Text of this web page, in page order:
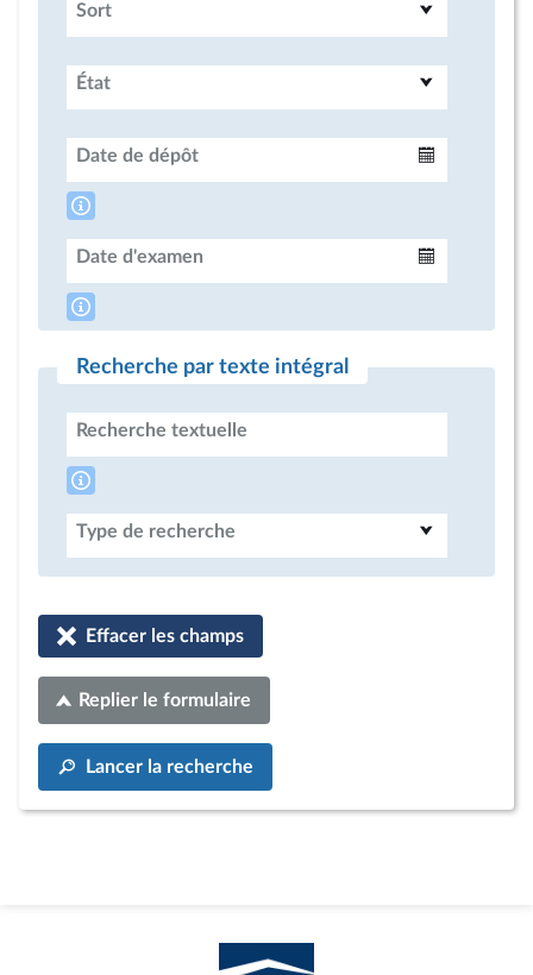
Sort
État
Date de dépôt
Date d'examen
Recherche par texte intégral
Recherche textuelle
Type de recherche
Effacer les champs
Replier le formulaire
Lancer la recherche